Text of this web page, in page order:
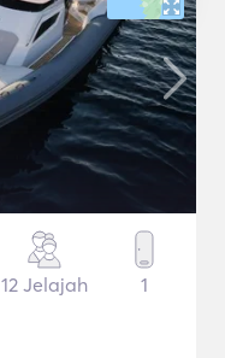
12 Jelajah 1